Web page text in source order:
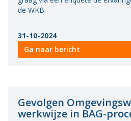
de WKB.
31-10-2024
Ga naar bericht
Gevolgen
werkwijze in BAG-